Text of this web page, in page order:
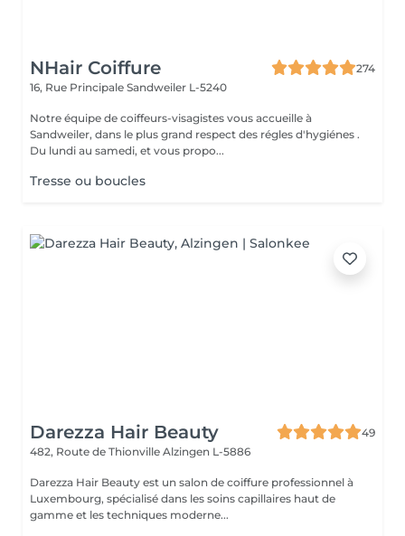
NHair Coiffure
274
16, Rue Principale Sandweiler L-5240
Notre équipe de coiffeurs-visagistes vous accueille à
Sandweiler, dans le plus grand respect des régles d'hygiénes .
Du lundi au samedi, et vous propo...
Tresse ou boucles
Darezza Hair Beauty
49
482, Route de Thionville Alzingen L-5886
Darezza Hair Beauty est un salon de coiffure professionnel à
Luxembourg, spécialisé dans les soins capillaires haut de
gamme et les techniques moderne...